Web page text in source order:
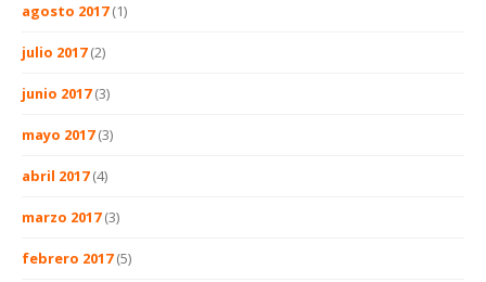
agosto 2017(1)
julio 2017(2)
junio 2017(3)
mayo 2017(3)
abril 2017(4)
marzo 2017(3)
febrero 2017(5)